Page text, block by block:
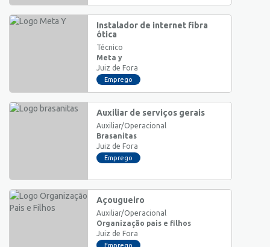
Instalador de internet fibra
ótica
Técnico
Meta y
Juiz de Fora
Emprego
Auxiliar de serviços gerais
Auxiliar/Operacional
Brasanitas
Juiz de Fora
Emprego
Açougueiro
Auxiliar/Operacional
Organização pais e filhos
Juiz de Fora
Emprego